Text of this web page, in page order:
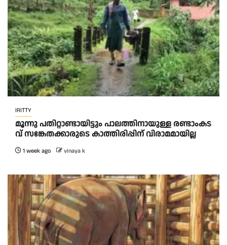
IRITTY
മൂ​ന്നു പ​തി​റ്റാ​ണ്ടാ​യി​ട്ടും പാ​ല​ത്തി​നാ​യു​ള്ള ര​ണ്ടാംക​ട​
വ് സ​ങ്കേ​ത​ക്കാ​രു​ടെ കാ​ത്തി​രി​പ്പി​ന് വി​രാ​മ​മാ​യി​ല്ല
1 week ago vinaya k